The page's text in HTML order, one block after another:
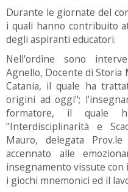
Durante le giornate del
i quali hanno contribuito
degli aspiranti educatori.
Nell'ordine sono
Agnello, Docente di Storia
Catania, il quale ha
origini ad oggi";
formatore, il quale
"Interdisciplinarità e
Mauro, delegata
accennato alle
insegnamento vissute
i giochi mnemonici ed il